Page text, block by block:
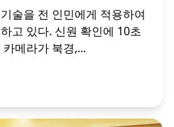
술을 전 인민에게 적용하여
고 있다. 신원 확인에 10초
메라가 북경,...